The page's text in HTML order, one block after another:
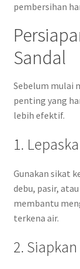
pembersihan
Sandal
Sebelum mulai
penting yang
lebih efektif.
1.
Gunakan sikat
debu, pasir,
membantu
terkena air.
2.